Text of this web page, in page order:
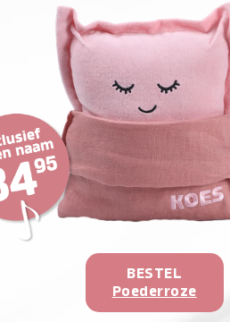
BESTEL
Poederroze